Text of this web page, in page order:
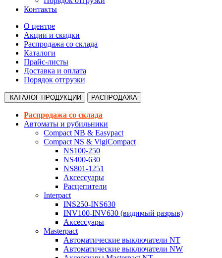
Контакты
О центре
Акции и скидки
Распродажа со склада
Каталоги
Прайс-листы
Доставка и оплата
Порядок отгрузки
КАТАЛОГ ПРОДУКЦИИ РАСПРОДАЖА
Распродажа со склада
Автоматы и рубильники
Compact NB & Easypact
Compact NS & VigiCompact
NS100-250
NS400-630
NS801-1251
Аксессуары
Расцепители
Interpact
INS250-INS630
INV100-INV630 (видимый разрыв)
Аксессуары
Masterpact
Автоматические выключатели NT
Автоматические выключатели NW